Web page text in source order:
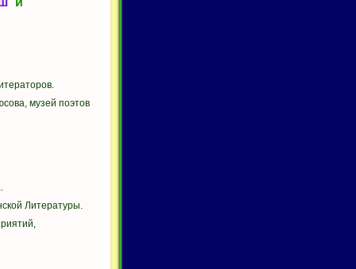
музей поэтов
Литературы.